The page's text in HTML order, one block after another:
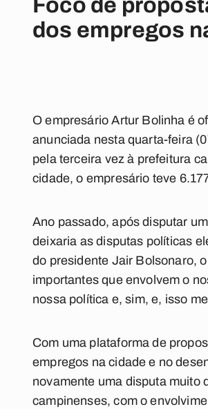
Foco de
dos empregos
O empresário Artur Bolinha é
anunciada nesta quarta-feira
pela terceira vez à prefeitura
cidade, o empresário teve
Ano passado, após disputar
deixaria as disputas políticas
do presidente Jair Bolsonaro,
importantes que envolvem o
nossa política e, sim, e, isso
Com uma plataforma de
empregos na cidade e no
novamente uma disputa muito
campinenses, com o